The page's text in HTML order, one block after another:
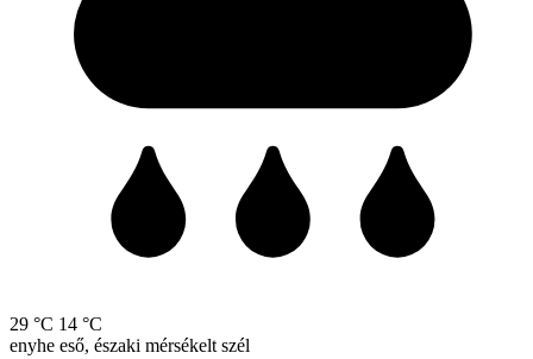
29 °C 14 °C
enyhe eső, északi mérsékelt szél